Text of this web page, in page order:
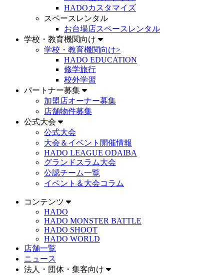
HADOカスタマイズ
スペースレンタル
お台場店スペースレンタル
学校・教育機関向け
学校・教育機関向け>
HADO EDUCATION
修学旅行
校外学習
パートナー募集
加盟店オーナー募集
店舗物件募集
公式大会
公式大会
大会＆イベント開催情報
HADO LEAGUE ODAIBA
グランドスラム大会
公認チーム一覧
イベント＆大会コラム
コンテンツ
HADO
HADO MONSTER BATTLE
HADO SHOOT
HADO WORLD
店舗一覧
ニュース
法人・団体・集客向け